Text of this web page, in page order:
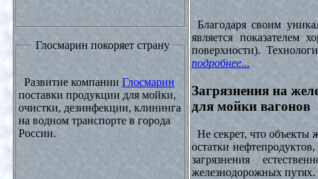
Глосмарин покоряет страну
Развитие компании Глосмарин
поставки продукции для мойки,
очистки, дезинфекции, клининга
на водном транспорте в города
России.
Благодаря своим
является показателем
поверхности).
подробнее...
Загрязнения на
для мойки вагонов
Не секрет, что объекты
остатки нефтепродуктов,
загрязнения
железнодорожных путях.